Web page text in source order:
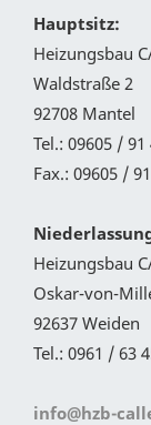
Hauptsitz:
Heizungsbau
Waldstraße 2
92708 Mantel
Tel.: 09605 / 91
Fax.: 09605 /
Heizungsbau
Oskar-von-
92637 Weiden
Tel.: 0961 / 63
info@hzb-